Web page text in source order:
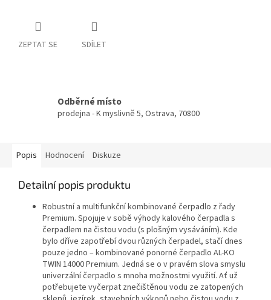
ZEPTAT SE SDÍLET
Odběrné místo
prodejna - K myslivně 5, Ostrava, 70800
Popis Hodnocení Diskuze
Detailní popis produktu
Robustní a multifunkční kombinované čerpadlo z řady
Premium. Spojuje v sobě výhody kalového čerpadla s
čerpadlem na čistou vodu (s plošným vysáváním). Kde
bylo dříve zapotřebí dvou různých čerpadel, stačí dnes
pouze jedno – kombinované ponorné čerpadlo AL-KO
TWIN 14000 Premium. Jedná se o v pravém slova smyslu
univerzální čerpadlo s mnoha možnostmi využití. Ať už
potřebujete vyčerpat znečištěnou vodu ze zatopených